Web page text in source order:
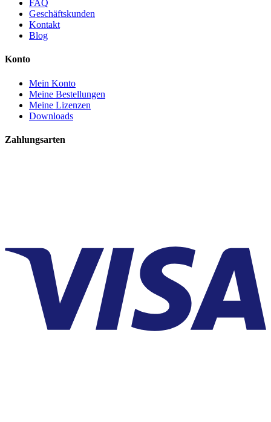
FAQ
Geschäftskunden
Kontakt
Blog
Konto
Mein Konto
Meine Bestellungen
Meine Lizenzen
Downloads
Zahlungsarten